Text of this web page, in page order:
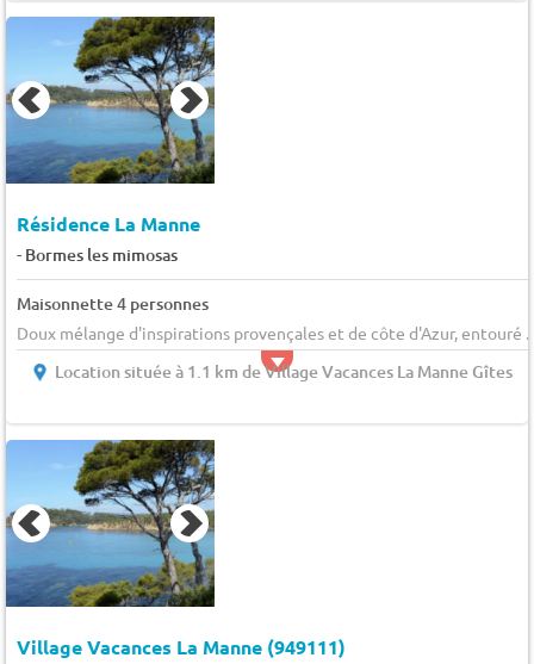
Résidence La Manne
- Bormes les mimosas
Maisonnette 4 personnes
Doux mélange d'inspirations provençales et de côte d'Azur, entouré
Location située à 1.1 km de Village Vacances La Manne Gîtes
Village Vacances La Manne (949111)